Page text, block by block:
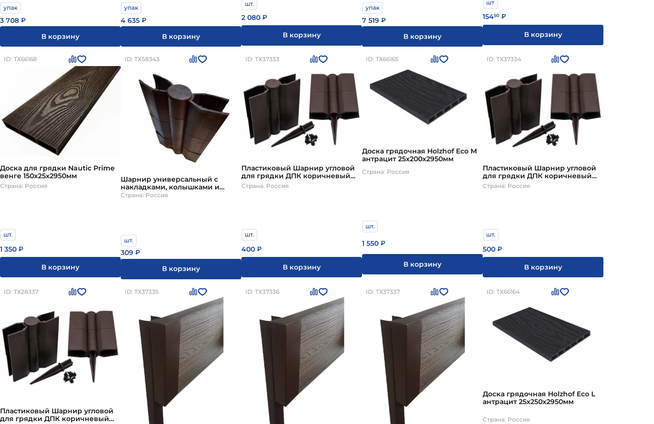
упак
3 708 ₽
В корзину
упак
4 635 ₽
В корзину
шт.
2 080 ₽
В корзину
упак
7 519 ₽
В корзину
шт
15450 ₽
В корзину
ID: ТХ66168
Доска для грядки Nautic Prime
венге 150х25х2950мм
Страна: Россия
шт.
1 350 ₽
В корзину
ID: ТХ58343
Шарнир универсальный с
накладками, колышками и
саморезами, высота 200мм
Страна: Россия
шт.
309 ₽
В корзину
ID: ТХ37333
Пластиковый Шарнир угловой
для грядки ДПК коричневый
225 мм
Страна: Россия
шт.
400 ₽
В корзину
ID: ТХ66165
Доска грядочная Holzhof Eco M
антрацит 25х200х2950мм
Страна: Россия
шт.
1 550 ₽
В корзину
ID: ТХ37334
Пластиковый Шарнир угловой
для грядки ДПК коричневый
300 мм
Страна: Россия
шт.
500 ₽
В корзину
ID: ТХ28337
Пластиковый Шарнир угловой
для грядки ДПК коричневый
ID: ТХ37335 ID: ТХ37336 ID: ТХ37337 ID: ТХ66164
Доска грядочная Holzhof Eco L
антрацит 25х250х2950мм
Страна: Россия